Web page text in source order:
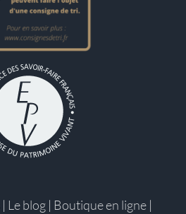
| Le blog | Boutique en ligne |